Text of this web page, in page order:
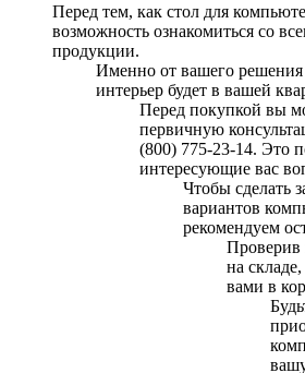
Перед тем, как стол для
возможность ознакомиться со
продукции.
Именно от вашего решения
интерьер будет в вашей
Перед покупкой вы
первичную
(800) 775-23-14. Это
интересующие вас
Чтобы сделать
вариантов
рекомендуем
Проверив
на
вами в